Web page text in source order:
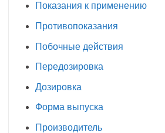
Показания к применению
Противопоказания
Побочные действия
Передозировка
Дозировка
Форма выпуска
Производитель